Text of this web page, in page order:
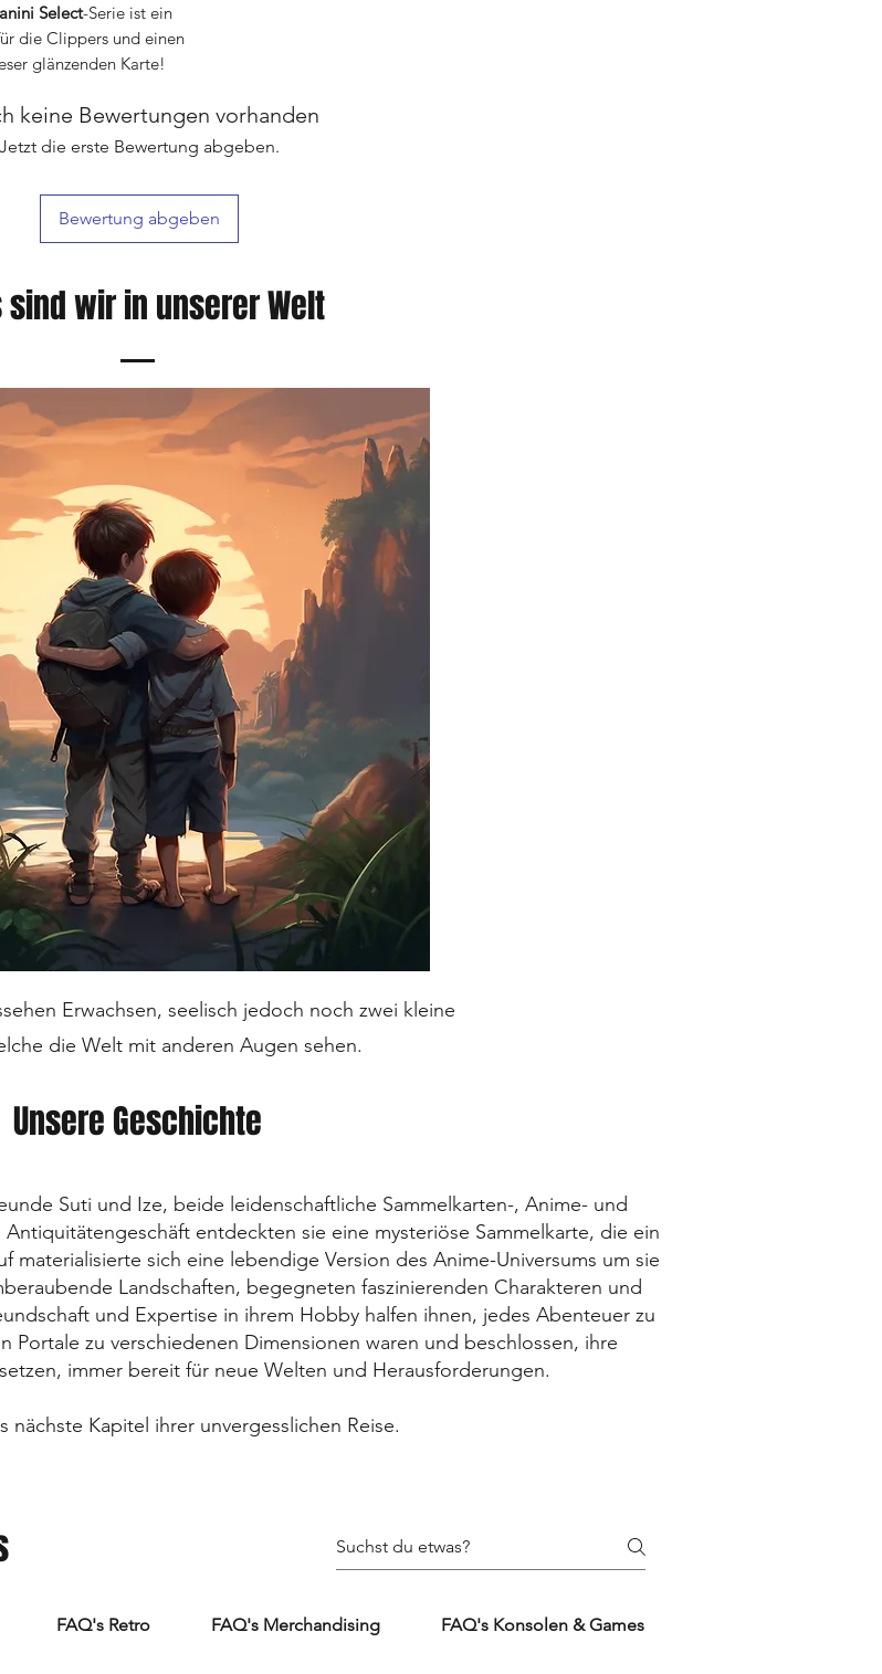
Select-Serie ist ein
die Clippers und einen
glänzenden Karte!
keine Bewertungen vorhanden
Jetzt die erste Bewertung abgeben.
Bewertung abgeben
sind wir in unserer Welt
Erwachsen, seelisch jedoch noch zwei kleine
die Welt mit anderen Augen sehen.
Unsere Geschichte
Suti und Ize, beide leidenschaftliche Sammelkarten-, Anime- und
entdeckten sie eine mysteriöse Sammelkarte, die ein
materialisierte sich eine lebendige Version des Anime-Universums um sie
Landschaften, begegneten faszinierenden Charakteren und
und Expertise in ihrem Hobby halfen ihnen, jedes Abenteuer zu
Portale zu verschiedenen Dimensionen waren und beschlossen, ihre
immer bereit für neue Welten und Herausforderungen.
nächste Kapitel ihrer unvergesslichen Reise.
FAQ's Retro FAQ's Merchandising FAQ's Konsolen & Games